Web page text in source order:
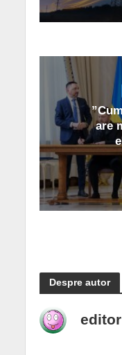
are
Despre autor
editor